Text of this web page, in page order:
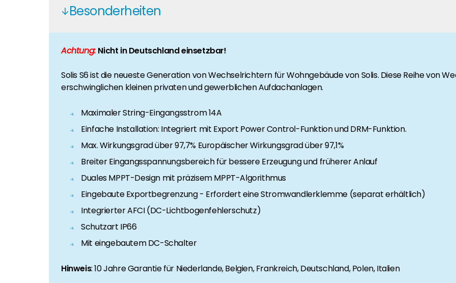
Karriere
Sie suchen nach einem Job in der Erneuerbaren Energie Branche? Dann sind Sie bei uns richtig!
Hauseigentümer
Wenn Sie auf der Suche nach wichtigen Produkt- und Brancheninformationen sind, werden Sie bei uns fündig.
Besonderheiten
Achtung: Nicht in Deutschland einsetzbar!
Solis S6 ist die neueste Generation von Wechselrichtern für Wohngebäude von Solis. Diese Reihe von
erschwinglichen kleinen privaten und gewerblichen Aufdachanlagen.
Maximaler String-Eingangsstrom 14A
Einfache Installation: Integriert mit Export Power Control-Funktion und DRM-Funktion.
Max. Wirkungsgrad über 97,7% Europäischer Wirkungsgrad über 97,1%
Breiter Eingangsspannungsbereich für bessere Erzeugung und früherer Anlauf
Duales MPPT-Design mit präzisem MPPT-Algorithmus
Eingebaute Exportbegrenzung - Erfordert eine Stromwandlerklemme (separat erhältlich)
Integrierter AFCI (DC-Lichtbogenfehlerschutz)
Schutzart IP66
Mit eingebautem DC-Schalter
Hinweis: 10 Jahre Garantie für Niederlande, Belgien, Frankreich, Deutschland, Polen, Italien